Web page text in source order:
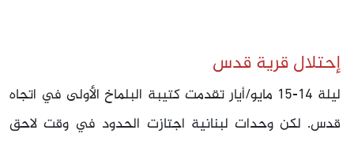
إحتلال قرية قدس
ليلة 14-15 مايو/أيار تقدمت كتيبة البلماخ الأولى في اتجاه
قدس. لكن وحدات لبنانية اجتازت الحدود في وقت لاحق